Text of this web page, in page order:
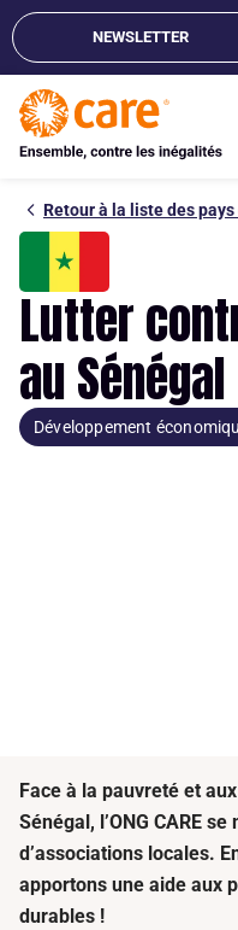
NEWSLETTER
Retour à la liste des
Lutter
au Sénégal
Développement
Face à la pauvreté et
Sénégal, l’ONG CARE
d’associations locales.
apportons une aide aux
durables !